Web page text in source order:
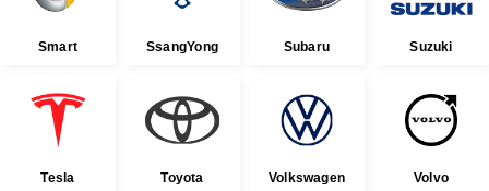
Smart SsangYong Subaru Suzuki
Tesla Toyota Volkswagen Volvo